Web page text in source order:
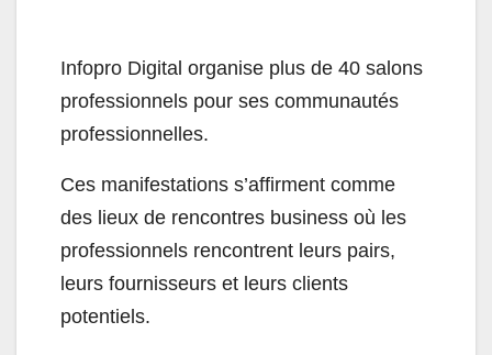
Infopro Digital organise plus de 40 salons
professionnels pour ses communautés
professionnelles.
Ces manifestations s’affirment comme
des lieux de rencontres business où les
professionnels rencontrent leurs pairs,
leurs fournisseurs et leurs clients
potentiels.